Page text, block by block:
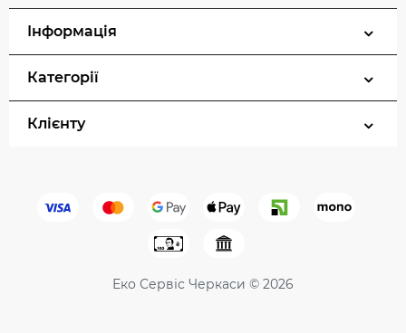
Інформація
Категорії
Клієнту
Еко Сервіс Черкаси © 2026